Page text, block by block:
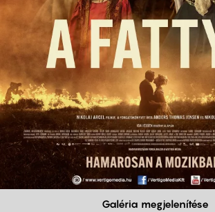
Galéria megjelenítése